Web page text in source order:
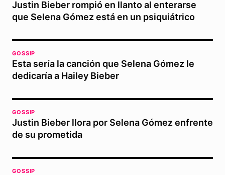
Justin Bieber rompió en llanto al enterarse
que Selena Gómez está en un psiquiátrico
GOSSIP
Esta sería la canción que Selena Gómez le
dedicaría a Hailey Bieber
GOSSIP
Justin Bieber llora por Selena Gómez enfrente
de su prometida
GOSSIP